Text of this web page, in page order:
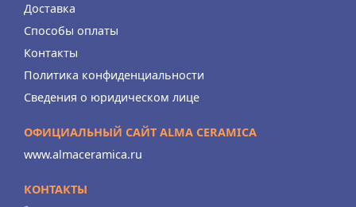
Доставка
Способы оплаты
Контакты
Политика конфиденциальности
Сведения о юридическом лице
ОФИЦИАЛЬНЫЙ САЙТ ALMA CERAMICA
www.almaceramica.ru
КОНТАКТЫ